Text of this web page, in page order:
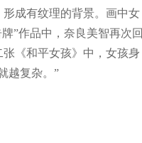
成有纹理的背景。画中女
”作品中，奈良美智再次回
《和平女孩》中，女孩身
越复杂。”